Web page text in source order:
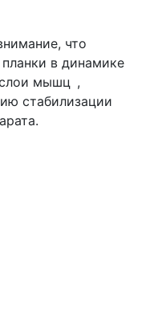
что
планки в динамике
слои мышц ,
стабилизации